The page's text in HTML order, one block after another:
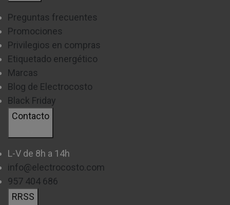
Preguntas frecuentes
Promociones
Privilegios en compras
Etiquetado energético
Marcas
Blog de Electrocosto
Black Friday
Contacto
L-V de 8h a 14h
info@electrocosto.com
957 404 686
RRSS